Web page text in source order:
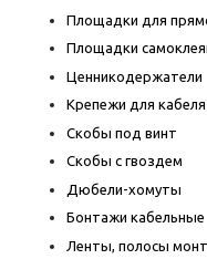
Площадки для
Площадки
Ценникодержатели
Крепежи для кабеля
Скобы под винт
Скобы с гвоздем
Дюбели-хомуты
Бонтажи кабельные
Ленты, полосы